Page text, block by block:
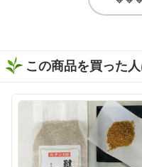
ンショップ限定商品【濃旨
年度いしだ茶屋年間売り上
げNo.1👑 販売開始から多く
の方に愛されている、いし
だ茶屋で人気のティーバッ
で作られた濃旨緑茶は、テ
ィーバッグとは思えないほ
どしっかりとした味わい😋
香ばしい香りとお茶ならで
この商品を買った